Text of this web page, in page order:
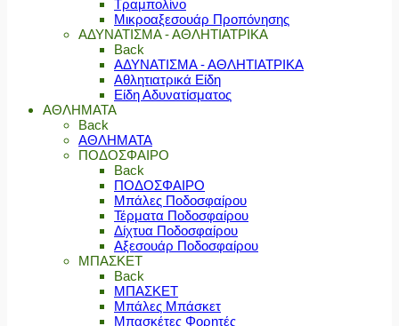
Τραμπολίνο
Μικροαξεσουάρ Προπόνησης
ΑΔΥΝΑΤΙΣΜΑ - ΑΘΛΗΤΙΑΤΡΙΚΑ
Back
ΑΔΥΝΑΤΙΣΜΑ - ΑΘΛΗΤΙΑΤΡΙΚΑ
Αθλητιατρικά Είδη
Είδη Αδυνατίσματος
ΑΘΛΗΜΑΤΑ
Back
ΑΘΛΗΜΑΤΑ
ΠΟΔΟΣΦΑΙΡΟ
Back
ΠΟΔΟΣΦΑΙΡΟ
Μπάλες Ποδοσφαίρου
Τέρματα Ποδοσφαίρου
Δίχτυα Ποδοσφαίρου
Αξεσουάρ Ποδοσφαίρου
ΜΠΑΣΚΕΤ
Back
ΜΠΑΣΚΕΤ
Μπάλες Μπάσκετ
Μπασκέτες Φορητές